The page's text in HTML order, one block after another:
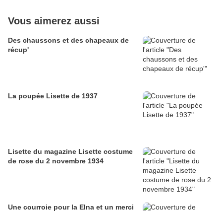
Vous aimerez aussi
Des chaussons et des chapeaux de
récup'
La poupée Lisette de 1937
Lisette du magazine Lisette costume
de rose du 2 novembre 1934
Une courroie pour la Elna et un merci